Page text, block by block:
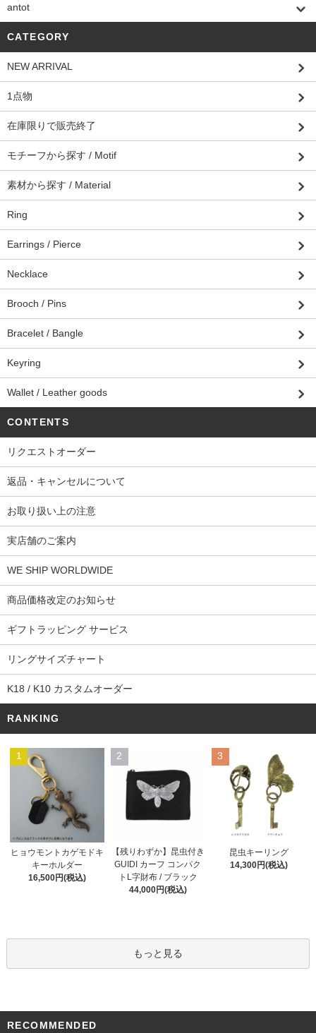
antot
CATEGORY
NEW ARRIVAL
1点物
在庫限りで販売終了
モチーフから探す / Motif
素材から探す / Material
Ring
Earrings / Pierce
Necklace
Brooch / Pins
Bracelet / Bangle
Keyring
Wallet / Leather goods
CONTENTS
リクエストオーダー
返品・キャンセルについて
お取り扱い上の注意
実店舗のご案内
WE SHIP WORLDWIDE
商品価格改定のお知らせ
ギフトラッピング サービス
リングサイズチャート
K18 / K10 カスタムオーダー
RANKING
1
ヒョウモントカゲモドキ
キーホルダー
16,500円(税込)
2
【残りわずか】昆虫付き
GUIDI カーフ コンパク
トL字財布 / ブラック
44,000円(税込)
3
昆虫キーリング
14,300円(税込)
もっと見る
RECOMMENDED